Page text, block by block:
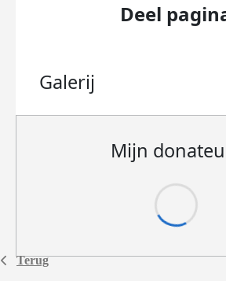
Terug
Deel
Galerij
Mijn